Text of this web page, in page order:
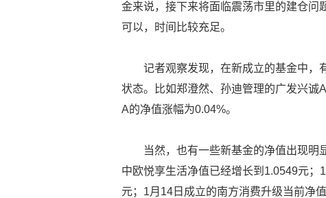
金来说，接下来将面临震荡市里的建仓问
可以，时间比较充足。
记者观察发现，在新成立的基金中，
状态。比如郑澄然、孙迪管理的广发兴诚
A的净值涨幅为0.04%。
当然，也有一些新基金的净值出现明
中欧悦享生活净值已经增长到1.0549元
元；1月14日成立的南方消费升级当前净